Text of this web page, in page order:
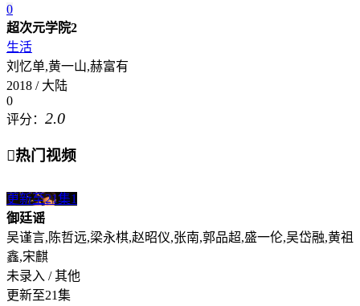
0
超次元学院2
生活
刘忆单,黄一山,赫富有
2018 / 大陆
0
评分： 2.0
热门视频
更新至21集1
御廷谣
吴谨言,陈哲远,梁永棋,赵昭仪,张南,郭品超,盛一伦,吴岱融,黄祖
鑫,宋麒
未录入 / 其他
更新至21集